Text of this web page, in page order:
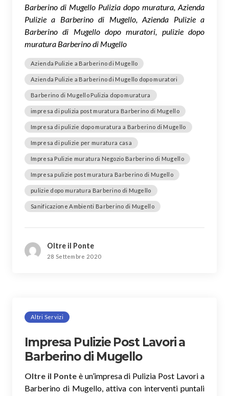
Barberino di Mugello Pulizia dopo muratura, Azienda
Pulizie a Barberino di Mugello, Azienda Pulizie a
Barberino di Mugello dopo muratori, pulizie dopo
muratura Barberino di Mugello
Azienda Pulizie a Barberino di Mugello
Azienda Pulizie a Barberino di Mugello dopo muratori
Barberino di Mugello Pulizia dopo muratura
impresa di pulizia post muratura Barberino di Mugello
Impresa di pulizie dopo muratura a Barberino di Mugello
Impresa di pulizie per muratura casa
Impresa Pulizie muratura Negozio Barberino di Mugello
Impresa pulizie post muratura Barberino di Mugello
pulizie dopo muratura Barberino di Mugello
Sanificazione Ambienti Barberino di Mugello
Oltre il Ponte
28 Settembre 2020
Altri Servizi
Impresa Pulizie Post Lavori a
Barberino di Mugello
Oltre il Ponteè un’impresa di Pulizia Post Lavori a
Barberino di Mugello, attiva con interventi puntali